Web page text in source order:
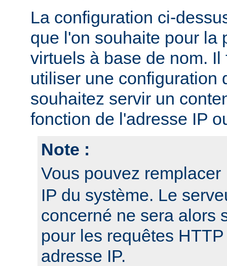
La configuration ci-
que l'on souhaite pour la
virtuels à base de nom.
utiliser une configuration
souhaitez servir un
fonction de l'adresse IP
Note :
Vous pouvez remplacer
IP du système. Le
concerné ne sera alors
pour les requêtes
adresse IP.